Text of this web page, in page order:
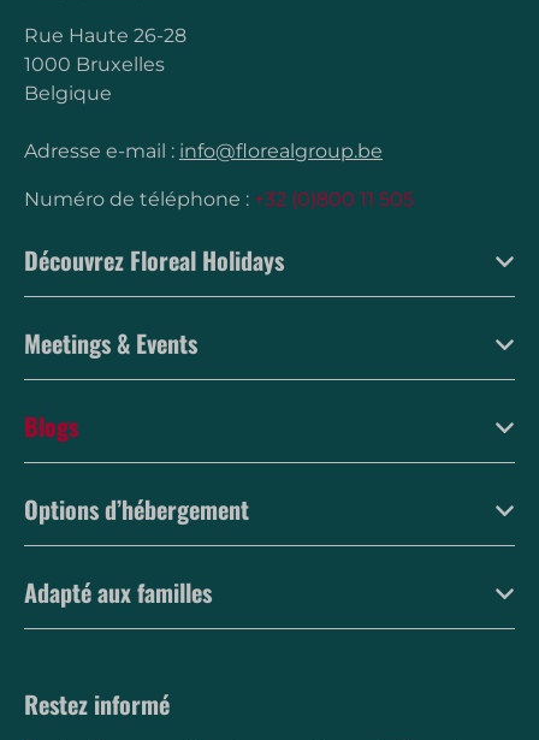
Rue Haute 26-28
1000 Bruxelles
Belgique
Adresse e-mail : info@florealgroup.be
Numéro de téléphone : +32 (0)800 11 505
Découvrez Floreal Holidays
Meetings & Events
Blogs
Options d’hébergement
Adapté aux familles
Restez informé